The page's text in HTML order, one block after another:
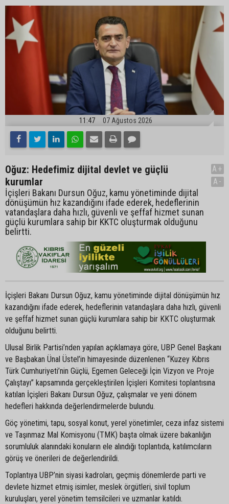
11:47 07 Ağustos 2026
Oğuz: Hedefimiz dijital devlet ve güçlü
kurumlar
İçişleri Bakanı Dursun Oğuz, kamu yönetiminde dijital
dönüşümün hız kazandığını ifade ederek, hedeflerinin
vatandaşlara daha hızlı, güvenli ve şeffaf hizmet sunan
güçlü kurumlara sahip bir KKTC oluşturmak olduğunu
belirtti.
A+
A-
İçişleri Bakanı Dursun Oğuz, kamu yönetiminde dijital dönüşümün hız
kazandığını ifade ederek, hedeflerinin vatandaşlara daha hızlı, güvenli
ve şeffaf hizmet sunan güçlü kurumlara sahip bir KKTC oluşturmak
olduğunu belirtti.
Ulusal Birlik Partisi’nden yapılan açıklamaya göre, UBP Genel Başkanı
ve Başbakan Ünal Üstel’in himayesinde düzenlenen “Kuzey Kıbrıs
Türk Cumhuriyeti’nin Güçlü, Egemen Geleceği İçin Vizyon ve Proje
Çalıştayı” kapsamında gerçekleştirilen İçişleri Komitesi toplantısına
katılan İçişleri Bakanı Dursun Oğuz, çalışmalar ve yeni dönem
hedefleri hakkında değerlendirmelerde bulundu.
Göç yönetimi, tapu, sosyal konut, yerel yönetimler, ceza infaz sistemi
ve Taşınmaz Mal Komisyonu (TMK) başta olmak üzere bakanlığın
sorumluluk alanındaki konuların ele alındığı toplantıda, katılımcıların
görüş ve önerileri de değerlendirildi.
Toplantıya UBP’nin siyasi kadroları, geçmiş dönemlerde parti ve
devlete hizmet etmiş isimler, meslek örgütleri, sivil toplum
kuruluşları, yerel yönetim temsilcileri ve uzmanlar katıldı.